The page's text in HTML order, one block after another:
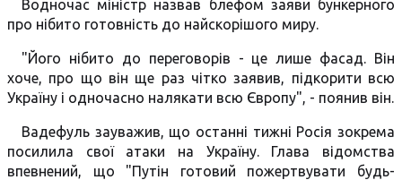
Водночас міністр назвав блефом заяви бункерного
про нібито готовність до найскорішого миру.
"Його нібито до переговорів - це лише фасад. Він
хоче, про що він ще раз чітко заявив, підкорити всю
Україну і одночасно налякати всю Європу", - поянив він.
Вадефуль зауважив, що останні тижні Росія зокрема
посилила свої атаки на Україну. Глава відомства
впевнений, що "Путін готовий пожертвувати будь-